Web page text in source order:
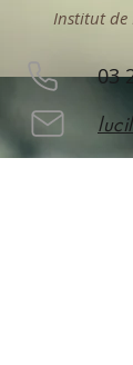
Institut de
03